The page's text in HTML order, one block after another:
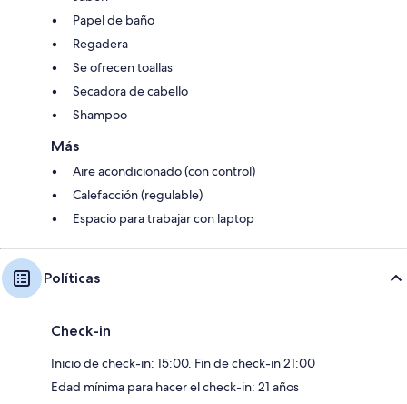
Papel de baño
Regadera
Se ofrecen toallas
Secadora de cabello
Shampoo
Más
Aire acondicionado (con control)
Calefacción (regulable)
Espacio para trabajar con laptop
Políticas
Check-in
Inicio de check-in: 15:00. Fin de check-in 21:00
Edad mínima para hacer el check-in: 21 años